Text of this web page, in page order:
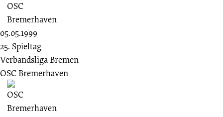
05.05.1999
25. Spieltag
Verbandsliga Bremen
OSC Bremerhaven